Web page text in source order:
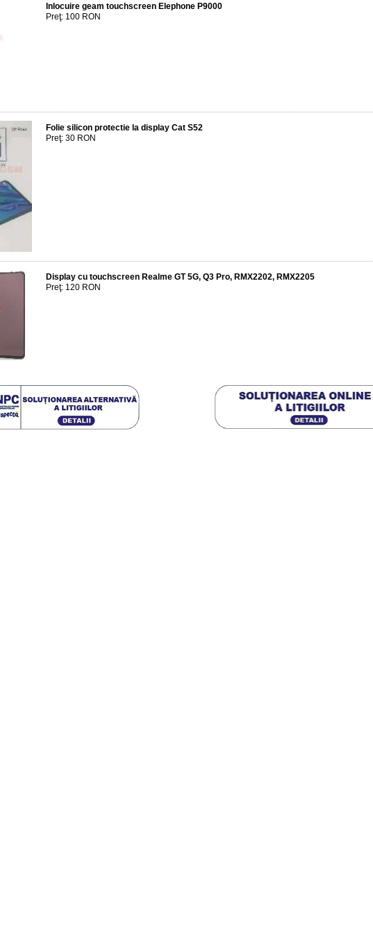
Inlocuire geam touchscreen Elephone P9000
Preţ: 100 RON
Folie silicon protectie la display Cat S52
Preţ: 30 RON
Display cu touchscreen Realme GT 5G, Q3 Pro, RMX2202, RMX2205
Preţ: 120 RON